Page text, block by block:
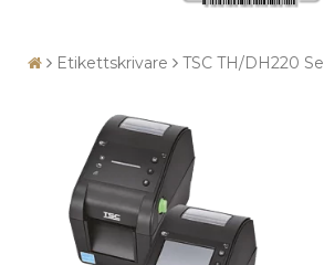
Etikettskrivare TSC TH/DH220